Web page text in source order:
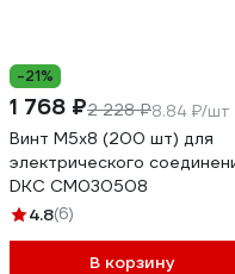
-21%
1 768 ₽2 228 ₽8.84 ₽/шт
Винт М5х8 (200 шт) для
электрического
DKC CM030508
4.8(6)
В корзину